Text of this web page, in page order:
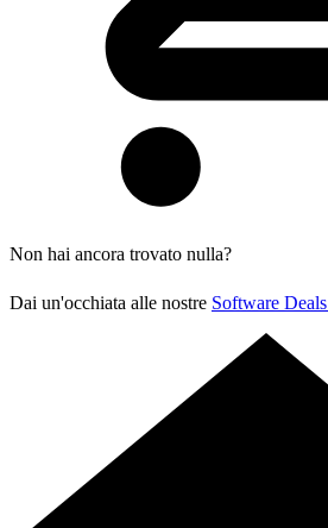
Non hai ancora trovato nulla?
Dai un'occhiata alle nostre Software Deals